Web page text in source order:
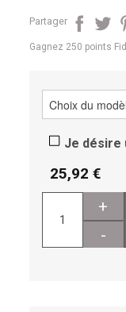
Partager
Gagnez 250 points
Je désire
25,92
+
-